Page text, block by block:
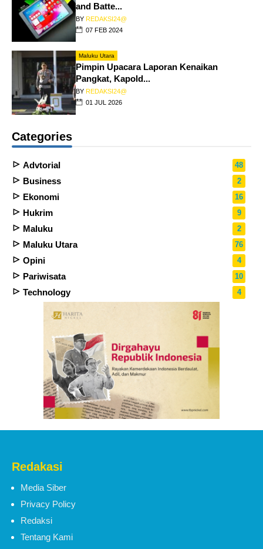
and Batte...
BY REDAKSI24@
07 FEB 2024
Maluku Utara
Pimpin Upacara Laporan Kenaikan
Pangkat, Kapold...
BY REDAKSI24@
01 JUL 2026
Categories
Advtorial 48
Business 2
Ekonomi 16
Hukrim 9
Maluku 2
Maluku Utara 76
Opini 4
Pariwisata 10
Technology 4
Redakasi
Media Siber
Privacy Policy
Redaksi
Tentang Kami